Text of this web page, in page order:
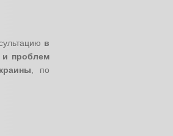
в
и проблем
, по